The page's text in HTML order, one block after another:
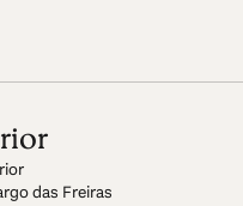
das Freiras